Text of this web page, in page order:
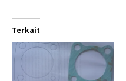
Terkait